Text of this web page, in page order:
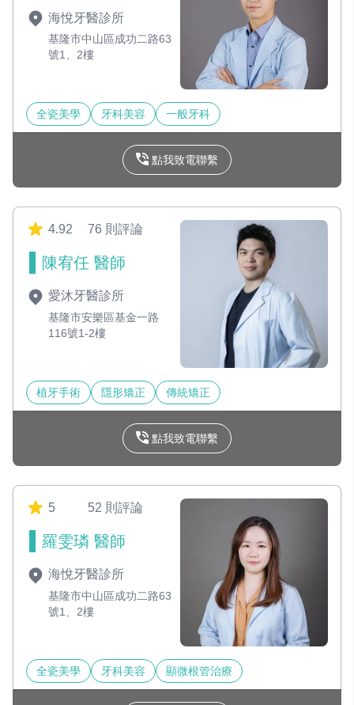
海悅牙醫診所
基隆市中山區成功二路63
號1、2樓
全瓷美學 牙科美容 一般牙科
點我致電聯繫
4.92 76 則評論
陳宥任 醫師
愛沐牙醫診所
基隆市安樂區基金一路
116號1-2樓
植牙手術 隱形矯正 傳統矯正
點我致電聯繫
5 52 則評論
羅雯璘 醫師
海悅牙醫診所
基隆市中山區成功二路63
號1、2樓
全瓷美學 牙科美容 顯微根管治療